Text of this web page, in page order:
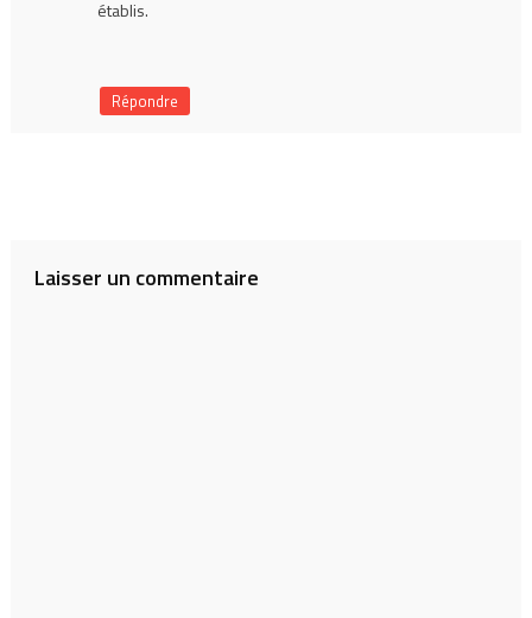
établis.
Répondre
Laisser un commentaire